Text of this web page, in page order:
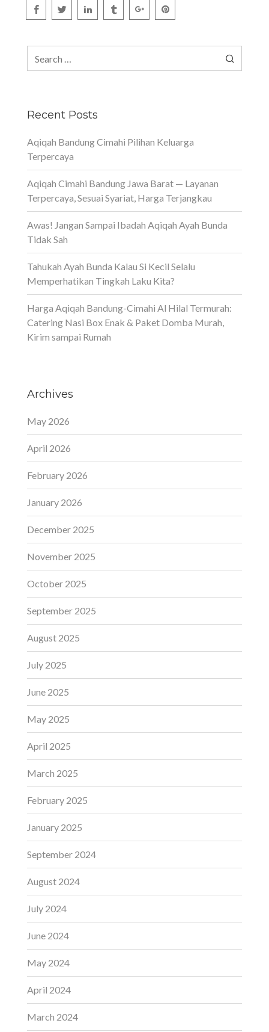
Recent Posts
Aqiqah Bandung Cimahi Pilihan Keluarga
Terpercaya
Aqiqah Cimahi Bandung Jawa Barat — Layanan
Terpercaya, Sesuai Syariat, Harga Terjangkau
Awas! Jangan Sampai Ibadah Aqiqah Ayah Bunda
Tidak Sah
Tahukah Ayah Bunda Kalau Si Kecil Selalu
Memperhatikan Tingkah Laku Kita?
Harga Aqiqah Bandung-Cimahi Al Hilal Termurah:
Catering Nasi Box Enak & Paket Domba Murah,
Kirim sampai Rumah
Archives
May 2026
April 2026
February 2026
January 2026
December 2025
November 2025
October 2025
September 2025
August 2025
July 2025
June 2025
May 2025
April 2025
March 2025
February 2025
January 2025
September 2024
August 2024
July 2024
June 2024
May 2024
April 2024
March 2024